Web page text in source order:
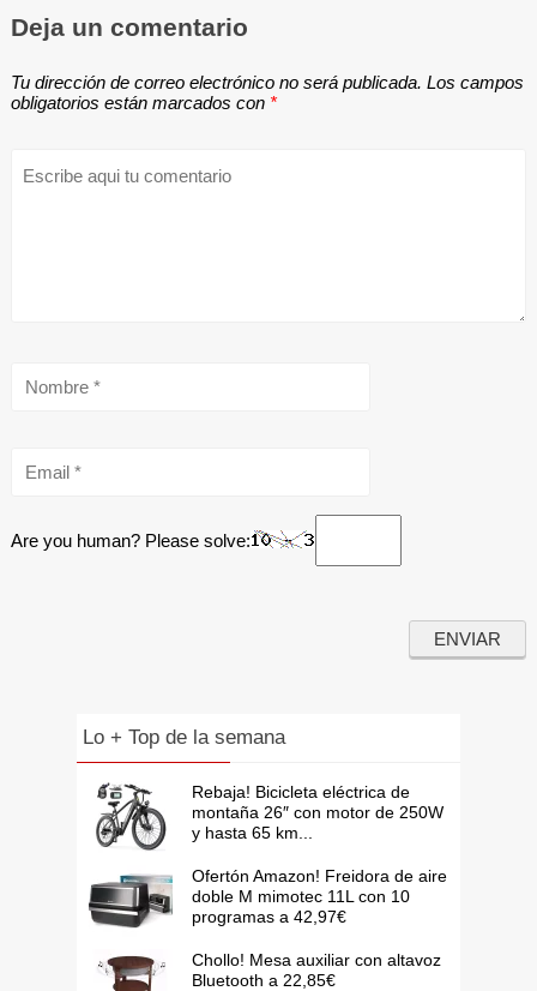
Deja un comentario
Tu dirección de correo electrónico no será publicada. Los campos
obligatorios están marcados con *
Are you human? Please solve:
Lo + Top de la semana
Rebaja! Bicicleta eléctrica de
montaña 26″ con motor de 250W
y hasta 65 km...
Ofertón Amazon! Freidora de aire
doble M mimotec 11L con 10
programas a 42,97€
Chollo! Mesa auxiliar con altavoz
Bluetooth a 22,85€